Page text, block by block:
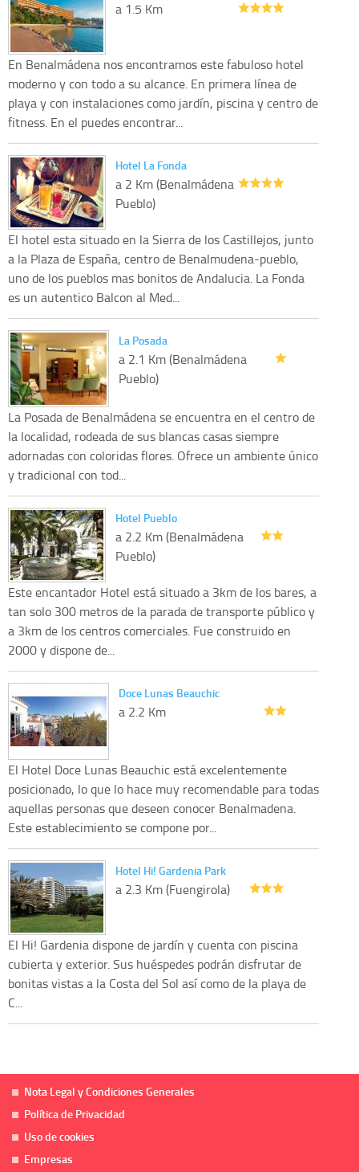
a 1.5 Km
En Benalmádena nos encontramos este fabuloso hotel
moderno y con todo a su alcance. En primera línea de
playa y con instalaciones como jardín, piscina y centro de
fitness. En el puedes encontrar...
Hotel La Fonda
a 2 Km (Benalmádena
Pueblo)
El hotel esta situado en la Sierra de los Castillejos, junto
a la Plaza de España, centro de Benalmudena-pueblo,
uno de los pueblos mas bonitos de Andalucia. La Fonda
es un autentico Balcon al Med...
La Posada
a 2.1 Km (Benalmádena
Pueblo)
La Posada de Benalmádena se encuentra en el centro de
la localidad, rodeada de sus blancas casas siempre
adornadas con coloridas flores. Ofrece un ambiente único
y tradicional con tod...
Hotel Pueblo
a 2.2 Km (Benalmádena
Pueblo)
Este encantador Hotel está situado a 3km de los bares, a
tan solo 300 metros de la parada de transporte público y
a 3km de los centros comerciales. Fue construido en
2000 y dispone de...
Doce Lunas Beauchic
a 2.2 Km
El Hotel Doce Lunas Beauchic está excelentemente
posicionado, lo que lo hace muy recomendable para todas
aquellas personas que deseen conocer Benalmadena.
Este establecimiento se compone por...
Hotel Hi! Gardenia Park
a 2.3 Km (Fuengirola)
El Hi! Gardenia dispone de jardín y cuenta con piscina
cubierta y exterior. Sus huéspedes podrán disfrutar de
bonitas vistas a la Costa del Sol así como de la playa de
C...
Nota Legal y Condiciones Generales
Política de Privacidad
Uso de cookies
Empresas